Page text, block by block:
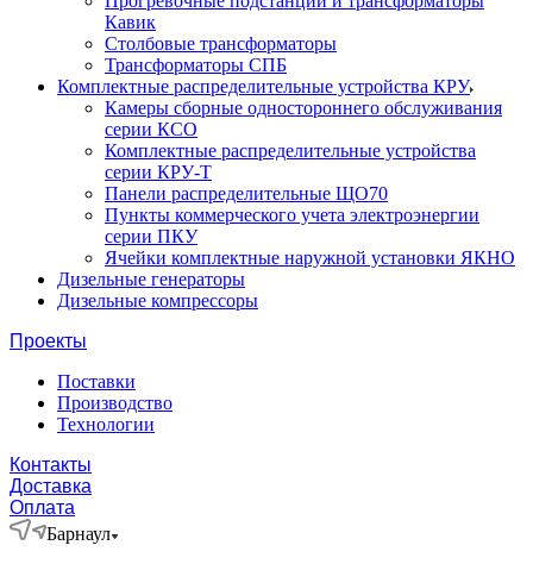
Кавик
Столбовые трансформаторы
Трансформаторы СПБ
Комплектные распределительные устройства КРУ
Камеры сборные одностороннего обслуживания
серии КСО
Комплектные распределительные устройства
серии КРУ-Т
Панели распределительные ЩО70
Пункты коммерческого учета электроэнергии
серии ПКУ
Ячейки комплектные наружной установки ЯКНО
Дизельные генераторы
Дизельные компрессоры
Проекты
Поставки
Производство
Технологии
Контакты
Доставка
Оплата
Барнаул